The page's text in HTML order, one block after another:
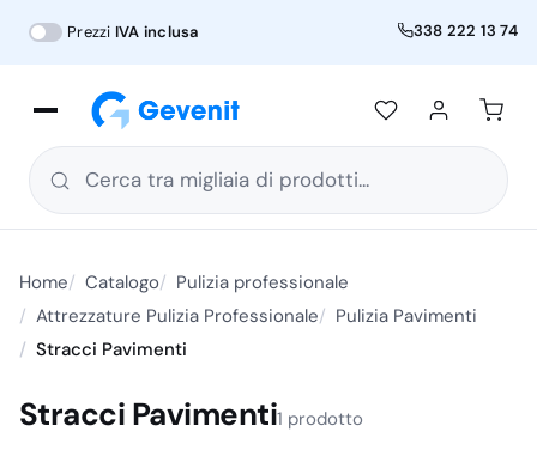
Prezzi IVA inclusa 338 222 13 74
Cerca tra migliaia di prodotti...
Home Catalogo
Pulizia professionale
Attrezzature Pulizia Professionale
Pulizia Pavimenti
Stracci Pavimenti
Stracci Pavimenti1 prodotto